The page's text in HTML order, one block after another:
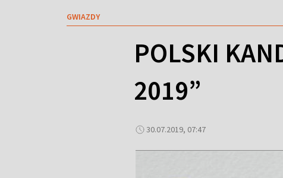
GWIAZDY
POLSKI
2019”
30.07.2019, 07:47